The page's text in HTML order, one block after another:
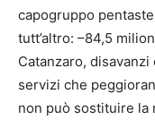
capogruppo
tutt’altro: –84,5
Catanzaro,
servizi che
non può sostituire la